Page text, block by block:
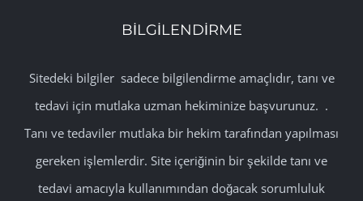
BİLGİLENDİRME
Sitedeki bilgiler sadece bilgilendirme amaçlıdır, tanı ve
tedavi için mutlaka uzman hekiminize başvurunuz. .
Tanı ve tedaviler mutlaka bir hekim tarafından yapılması
gereken işlemlerdir. Site içeriğinin bir şekilde tanı ve
tedavi amacıyla kullanımından doğacak sorumluluk